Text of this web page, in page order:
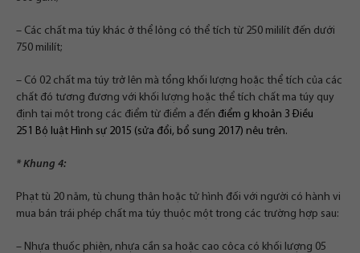
– Các chất ma túy khác ở thể lỏng có thể tích từ 250 mililít đến dưới
750 mililít;
– Có 02 chất ma túy trở lên mà tổng khối lượng hoặc thể tích của các
chất đó tương đương với khối lượng hoặc thể tích chất ma túy quy
định tại một trong các điểm từ điểm a đến điểm g khoản 3 Điều
251 Bộ luật Hình sự 2015 (sửa đổi, bổ sung 2017) nêu trên.
* Khung 4:
Phạt tù 20 năm, tù chung thân hoặc tử hình đối với người có hành vi
mua bán trái phép chất ma túy thuộc một trong các trường hợp sau:
– Nhựa thuốc phiện, nhựa cần sa hoặc cao côca có khối lượng 05